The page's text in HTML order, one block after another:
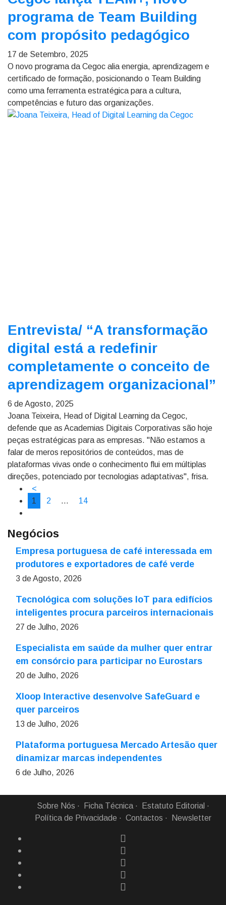
programa de Team Building
com propósito pedagógico
17 de Setembro, 2025
O novo programa da Cegoc alia energia, aprendizagem e
certificado de formação, posicionando o Team Building
como uma ferramenta estratégica para a cultura,
competências e futuro das organizações.
Entrevista/ “A transformação
digital está a redefinir
completamente o conceito de
aprendizagem organizacional”
6 de Agosto, 2025
Joana Teixeira, Head of Digital Learning da Cegoc,
defende que as Academias Digitais Corporativas são hoje
peças estratégicas para as empresas. "Não estamos a
falar de meros repositórios de conteúdos, mas de
plataformas vivas onde o conhecimento flui em múltiplas
direções, potenciado por tecnologias adaptativas", frisa.
<
1
2 … 14
Negócios
Empresa portuguesa de café interessada em
produtores e exportadores de café verde
3 de Agosto, 2026
Tecnológica com soluções IoT para edifícios
inteligentes procura parceiros internacionais
27 de Julho, 2026
Especialista em saúde da mulher quer entrar
em consórcio para participar no Eurostars
20 de Julho, 2026
Xloop Interactive desenvolve SafeGuard e
quer parceiros
13 de Julho, 2026
Plataforma portuguesa Mercado Artesão quer
dinamizar marcas independentes
6 de Julho, 2026
Sobre Nós Ficha Técnica
Estatuto Editorial
Política de Privacidade
Contactos Newsletter